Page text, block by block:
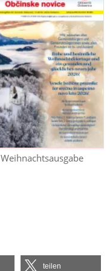
Weihnachtsausgabe
teilen